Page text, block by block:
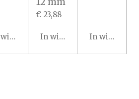
€ 23,88
In winkelwagen
In